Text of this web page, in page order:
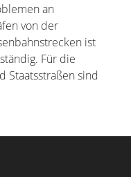
an
von der
ist
Für die
Staatsstraßen sind